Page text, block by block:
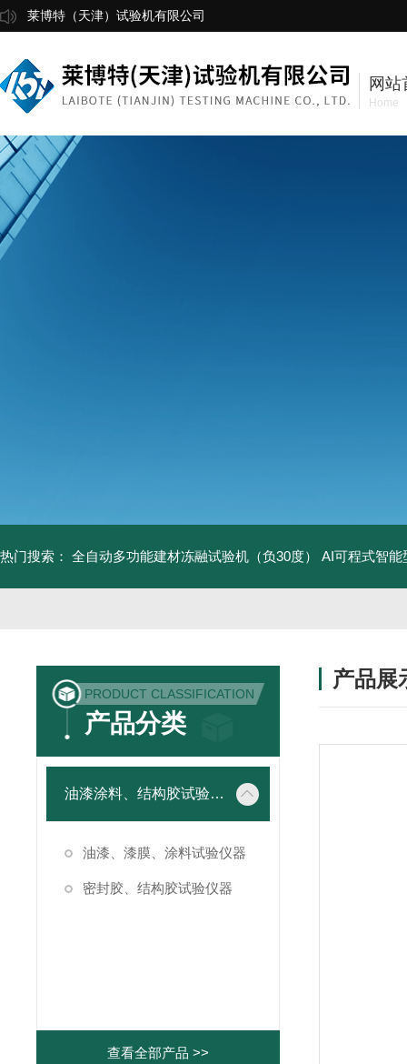
莱博特（天津）试验机有限公司
网站
Home
热门搜索： 全自动多功能建材冻融试验机（负30度） AI可程式智能
PRODUCT CLASSIFICATION
产品分类
油漆涂料、结构胶试验仪器
油漆、漆膜、涂料试验仪器
密封胶、结构胶试验仪器
查看全部产品 >>
产品展